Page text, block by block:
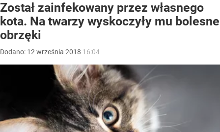
Został zainfekowany przez własnego
kota. Na twarzy wyskoczyły mu bolesne
obrzęki
Dodano: 12 września 2018 16:04